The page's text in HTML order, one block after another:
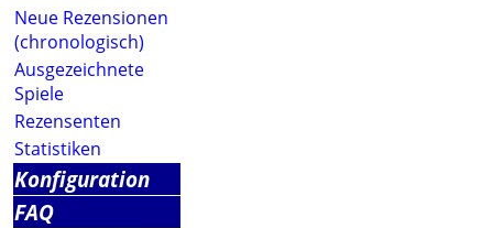
Neue Rezensionen
(chronologisch)
Ausgezeichnete
Spiele
Rezensenten
Statistiken
Konfiguration
FAQ